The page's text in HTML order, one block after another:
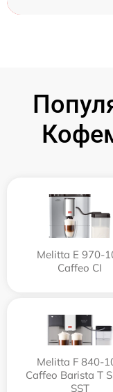
Melitta Е 970-
Caffeo CI
Melitta F 840-
Caffeo Barista T
SST